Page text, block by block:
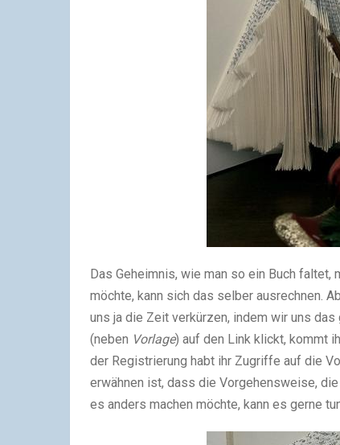
Das Geheimnis, wie man so ein Buch faltet,
möchte, kann sich das selber ausrechnen.
uns ja die Zeit verkürzen, indem wir uns
(neben Vorlage) auf den Link klickt, kommt
der Registrierung habt ihr Zugriffe auf die
erwähnen ist, dass die Vorgehensweise,
es anders machen möchte, kann es gerne